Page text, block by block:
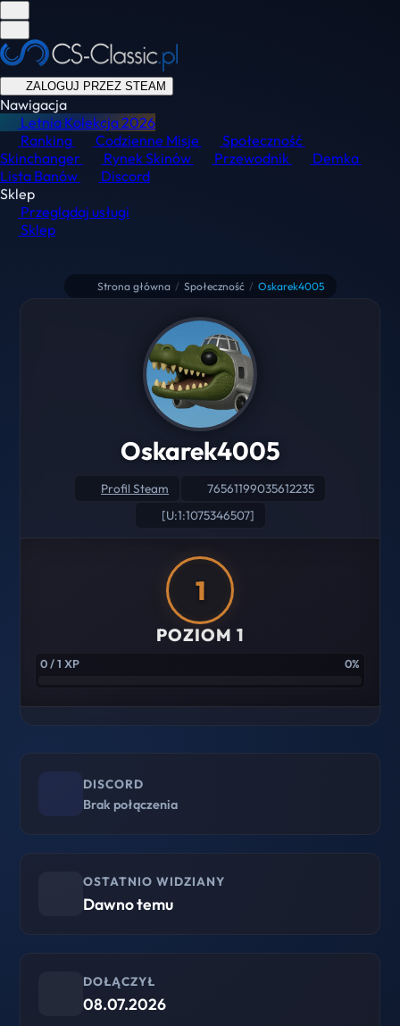
ZALOGUJ PRZEZ STEAM
Nawigacja
Letnia Kolekcja2026
Ranking
Codzienne Misje
Społeczność
Skinchanger
Rynek Skinów Przewodnik
Demka
Lista Banów
Discord
Sklep
Przeglądaj usługi
Sklep
Strona główna / Społeczność / Oskarek4005
Oskarek4005
Profil Steam
76561199035612235
[U:1:1075346507]
1
POZIOM 1
0 / 1 XP 0%
DISCORD
Brak połączenia
OSTATNIO WIDZIANY
Dawno temu
DOŁĄCZYŁ
08.07.2026